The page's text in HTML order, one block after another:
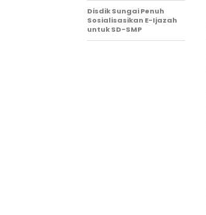
Disdik Sungai Penuh
Sosialisasikan E-Ijazah
untuk SD-SMP